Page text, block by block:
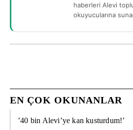
haberleri Alevi
okuyucularına
EN ÇOK OKUNANLAR
’40 bin Alevi’ye kan kusturdum!’